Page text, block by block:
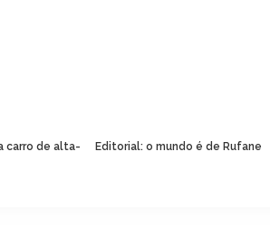
carro de alta-
Editorial: o mundo é de Rufane